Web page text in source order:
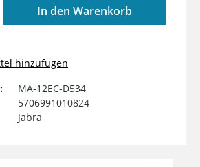
Gib den
In den Warenkorb
hinzufügen
MA-12EC-D534
5706991010824
Jabra